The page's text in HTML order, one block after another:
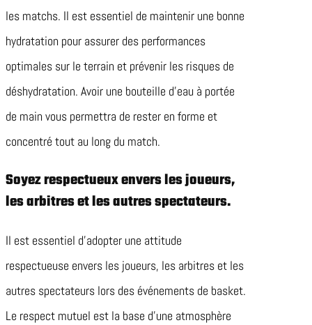
les matchs. Il est essentiel de maintenir une bonne
hydratation pour assurer des performances
optimales sur le terrain et prévenir les risques de
déshydratation. Avoir une bouteille d’eau à portée
de main vous permettra de rester en forme et
concentré tout au long du match.
Soyez respectueux envers les joueurs,
les arbitres et les autres spectateurs.
Il est essentiel d’adopter une attitude
respectueuse envers les joueurs, les arbitres et les
autres spectateurs lors des événements de basket.
Le respect mutuel est la base d’une atmosphère